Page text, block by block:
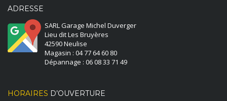
ADRESSE
SARL Garage Michel Duverger
Lieu dit Les Bruyères
42590 Neulise
Magasin : 04 77 64 60 80
Dépannage : 06 08 33 71 49
HORAIRES D’OUVERTURE